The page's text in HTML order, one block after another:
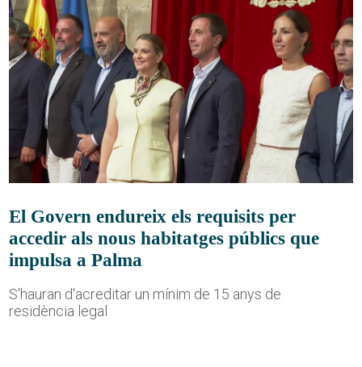
El Govern endureix els requisits per
accedir als nous habitatges públics que
impulsa a Palma
S'hauran d'acreditar un mínim de 15 anys de
residència legal